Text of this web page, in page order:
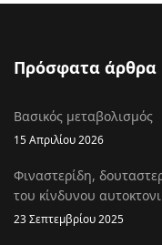
Πρόσφατα άρθρα
Βασικός μεταβολισμός
15 Απριλίου 2026
Φιναστερίδη,
του κίνδυνου
23 Σεπτεμβρίου 2025